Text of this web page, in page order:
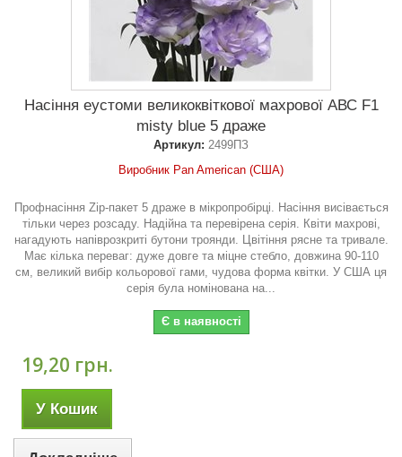
Насіння еустоми великоквіткової махрової АВС F1
misty blue 5 драже
Артикул: 2499ПЗ
Виробник Pan American (США)
Профнасіння Zip-пакет 5 драже в мікропробірці. Насіння висівається
тільки через розсаду. Надійна та перевірена серія. Квіти махрові,
нагадують напіврозкриті бутони троянди. Цвітіння рясне та тривале.
Має кілька переваг: дуже довге та міцне стебло, довжина 90-110
см, великий вибір кольорової гами, чудова форма квітки. У США ця
серія була номінована на...
Є в наявності
19,20 грн.
У Кошик